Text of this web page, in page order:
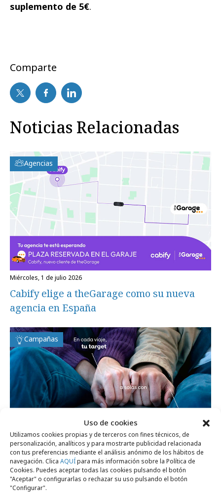
Uso de cookies
Utilizamos cookies propias y de terceros con fines técnicos, de
personalización, analíticos y para mostrarte publicidad relacionada
con tus preferencias mediante el análisis anónimo de los hábitos de
navegación. Clica AQUÍpara más información sobre la Política de
Cookies. Puedes aceptar todas las cookies pulsando el botón
"Aceptar" o configurarlas o rechazar su uso pulsando el botón
"Configurar".
suplemento de 5€.
Comparte
Noticias Relacionadas
Agencias
miércoles, 1 de julio 2026
Cabify elige a theGarage como su nueva
agencia en España
Campañas
miércoles, 24 de junio 2026
Cabify Ads propone que la atención vuelva
a tener su lugar